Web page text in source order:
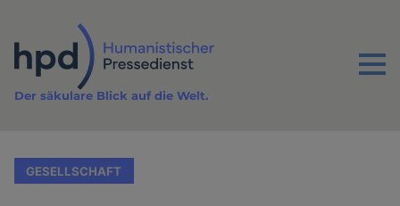
Inhalt
Menu
Der säkulare Blick auf die Welt.
GESELLSCHAFT